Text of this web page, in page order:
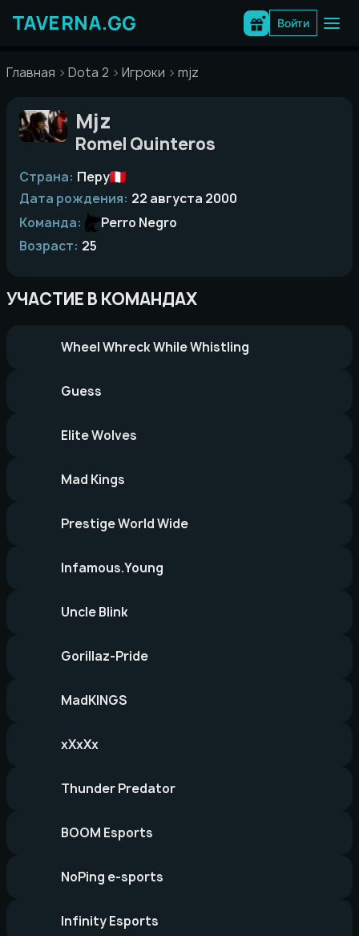
содержимому
Войти
Главная Dota 2 Игроки mjz
Mjz
Romel Quinteros
Страна: Перу
Дата рождения: 22 августа 2000
Команда:
Perro Negro
Возраст: 25
УЧАСТИЕ В КОМАНДАХ
Wheel Whreck While Whistling
Guess
Elite Wolves
Mad Kings
Prestige World Wide
Infamous.Young
Uncle Blink
Gorillaz-Pride
MadKINGS
xXxXx
Thunder Predator
BOOM Esports
NoPing e-sports
Infinity Esports